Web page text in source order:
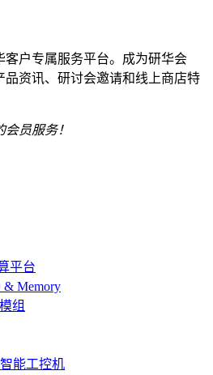
客户专属服务平台。成为研华会
品资讯、研讨会邀请和线上商店特
员服务！
平台
& Memory
组
能工控机